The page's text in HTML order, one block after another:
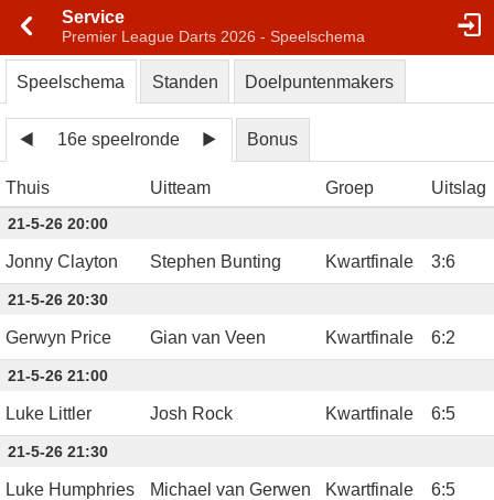
Service
Premier League Darts 2026 - Speelschema
Speelschema Standen Doelpuntenmakers
16e speelronde Bonus
Thuis Uitteam Groep Uitslag
21-5-26 20:00
Jonny Clayton Stephen Bunting Kwartfinale 3:6
21-5-26 20:30
Gerwyn Price Gian van Veen Kwartfinale 6:2
21-5-26 21:00
Luke Littler Josh Rock Kwartfinale 6:5
21-5-26 21:30
Luke Humphries Michael van Gerwen Kwartfinale 6:5